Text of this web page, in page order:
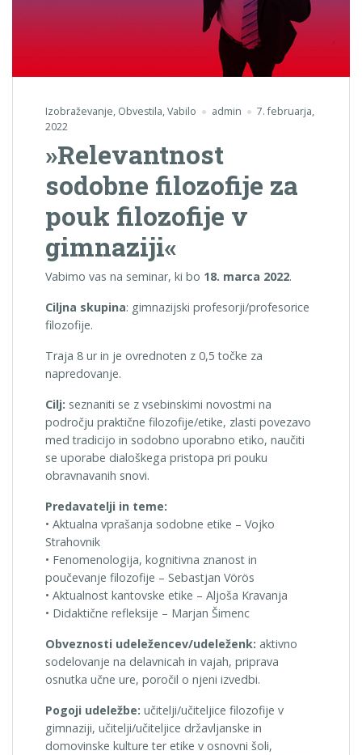
Izobraževanje, Obvestila,Vabilo admin
7. februarja,
2022
»Relevantnost
sodobne filozofije za
pouk filozofije v
gimnaziji«
Vabimo vas na seminar, ki bo 18. marca 2022.
Ciljna skupina: gimnazijski profesorji/profesorice
filozofije.
Traja 8 ur in je ovrednoten z 0,5 točke za
napredovanje.
Cilj: seznaniti se z vsebinskimi novostmi na
področju praktične filozofije/etike, zlasti povezavo
med tradicijo in sodobno uporabno etiko, naučiti
se uporabe dialoškega pristopa pri pouku
obravnavanih snovi.
Predavatelji in teme:
• Aktualna vprašanja sodobne etike – Vojko
Strahovnik
• Fenomenologija, kognitivna znanost in
poučevanje filozofije – Sebastjan Vörös
• Aktualnost kantovske etike – Aljoša Kravanja
• Didaktične refleksije – Marjan Šimenc
Obveznosti udeležencev/udeleženk: aktivno
sodelovanje na delavnicah in vajah, priprava
osnutka učne ure, poročil o njeni izvedbi.
Pogoji udeležbe: učitelji/učiteljice filozofije v
gimnaziji, učitelji/učiteljice državljanske in
domovinske kulture ter etike v osnovni šoli,